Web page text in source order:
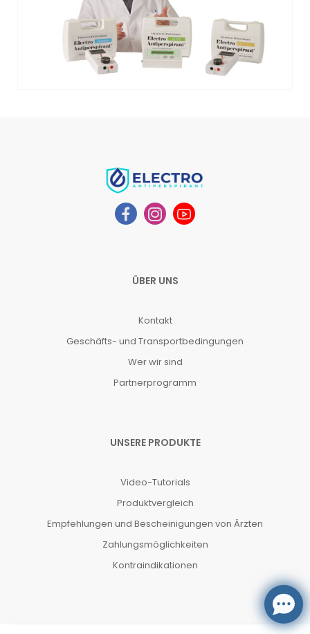
ÜBER UNS
Kontakt
Geschäfts- und Transportbedingungen
Wer wir sind
Partnerprogramm
UNSERE PRODUKTE
Video-Tutorials
Produktvergleich
Empfehlungen und Bescheinigungen von Ärzten
Zahlungsmöglichkeiten
Kontraindikationen